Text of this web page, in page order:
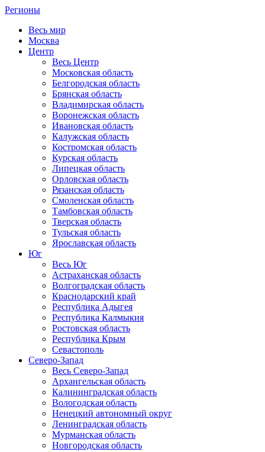
Регионы
Весь мир
Москва
Центр
Весь Центр
Московская область
Белгородская область
Брянская область
Владимирская область
Воронежская область
Ивановская область
Калужская область
Костромская область
Курская область
Липецкая область
Орловская область
Рязанская область
Смоленская область
Тамбовская область
Тверская область
Тульская область
Ярославская область
Юг
Весь Юг
Астраханская область
Волгоградская область
Краснодарский край
Республика Адыгея
Республика Калмыкия
Ростовская область
Республика Крым
Севастополь
Северо-Запад
Весь Северо-Запад
Архангельская область
Калининградская область
Вологодская область
Ненецкий автономный округ
Ленинградская область
Мурманская область
Новгородская область